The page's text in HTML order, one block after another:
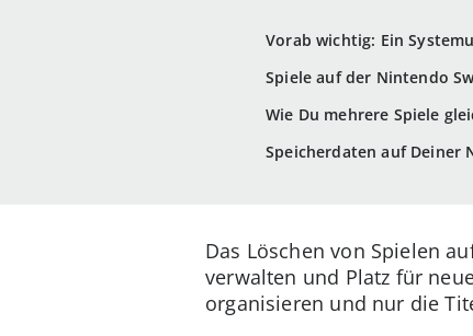
Vorab wichtig: Ein
Spiele auf der Nintendo
Wie Du mehrere Spiele
Speicherdaten auf Deiner
Das Löschen von Spielen
verwalten und Platz für
organisieren und nur die